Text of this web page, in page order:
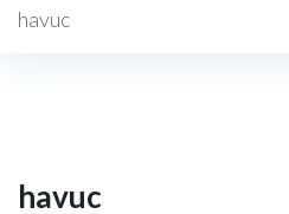
havuc
havuc